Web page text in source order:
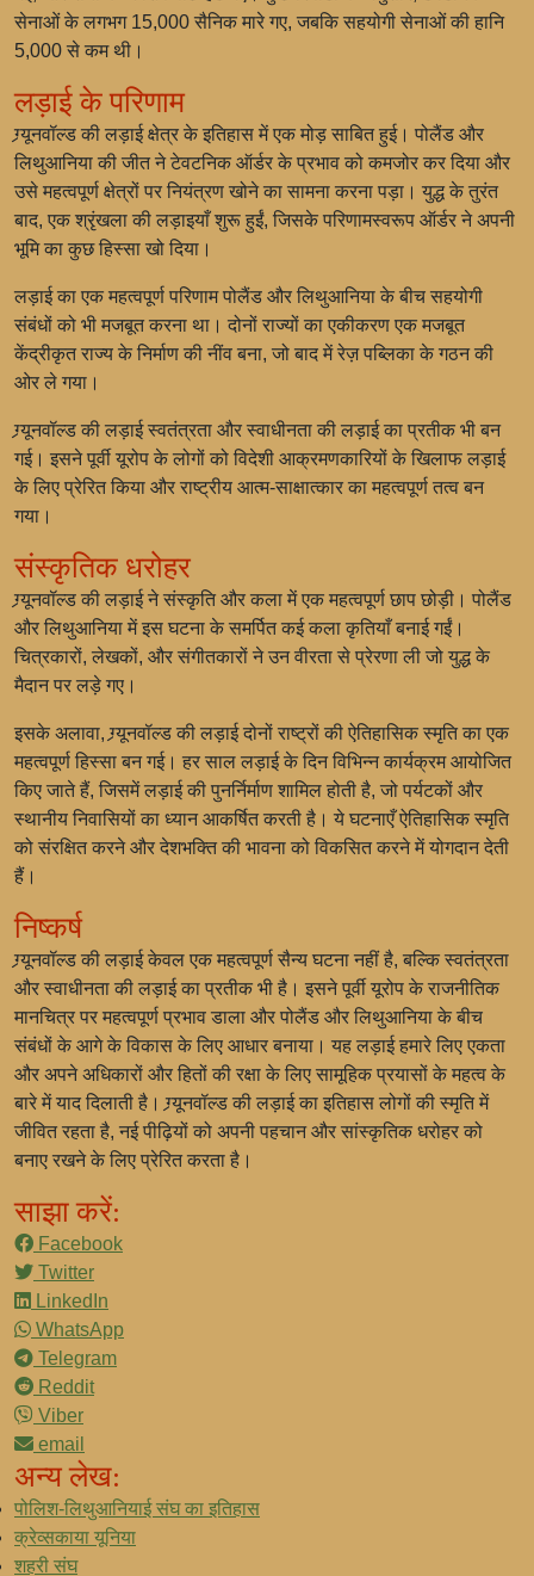
सेनाओं के लगभग 15,000 सैनिक मारे गए, जबकि सहयोगी सेनाओं की हानि
5,000 से कम थी।
लड़ाई के परिणाम
ग्र्यूनवॉल्ड की लड़ाई क्षेत्र के इतिहास में एक मोड़ साबित हुई। पोलैंड और
लिथुआनिया की जीत ने टेवटनिक ऑर्डर के प्रभाव को कमजोर कर दिया और
उसे महत्वपूर्ण क्षेत्रों पर नियंत्रण खोने का सामना करना पड़ा। युद्ध के तुरंत
बाद, एक श्रृंखला की लड़ाइयाँ शुरू हुईं, जिसके परिणामस्वरूप ऑर्डर ने अपनी
भूमि का कुछ हिस्सा खो दिया।
लड़ाई का एक महत्वपूर्ण परिणाम पोलैंड और लिथुआनिया के बीच सहयोगी
संबंधों को भी मजबूत करना था। दोनों राज्यों का एकीकरण एक मजबूत
केंद्रीकृत राज्य के निर्माण की नींव बना, जो बाद में रेज़ पब्लिका के गठन की
ओर ले गया।
ग्र्यूनवॉल्ड की लड़ाई स्वतंत्रता और स्वाधीनता की लड़ाई का प्रतीक भी बन
गई। इसने पूर्वी यूरोप के लोगों को विदेशी आक्रमणकारियों के खिलाफ लड़ाई
के लिए प्रेरित किया और राष्ट्रीय आत्म-साक्षात्कार का महत्वपूर्ण तत्व बन
गया।
संस्कृतिक धरोहर
ग्र्यूनवॉल्ड की लड़ाई ने संस्कृति और कला में एक महत्वपूर्ण छाप छोड़ी। पोलैंड
और लिथुआनिया में इस घटना के समर्पित कई कला कृतियाँ बनाई गईं।
चित्रकारों, लेखकों, और संगीतकारों ने उन वीरता से प्रेरणा ली जो युद्ध के
मैदान पर लड़े गए।
इसके अलावा, ग्र्यूनवॉल्ड की लड़ाई दोनों राष्ट्रों की ऐतिहासिक स्मृति का एक
महत्वपूर्ण हिस्सा बन गई। हर साल लड़ाई के दिन विभिन्न कार्यक्रम आयोजित
किए जाते हैं, जिसमें लड़ाई की पुनर्निर्माण शामिल होती है, जो पर्यटकों और
स्थानीय निवासियों का ध्यान आकर्षित करती है। ये घटनाएँ ऐतिहासिक स्मृति
को संरक्षित करने और देशभक्ति की भावना को विकसित करने में योगदान देती
हैं।
निष्कर्ष
ग्र्यूनवॉल्ड की लड़ाई केवल एक महत्वपूर्ण सैन्य घटना नहीं है, बल्कि स्वतंत्रता
और स्वाधीनता की लड़ाई का प्रतीक भी है। इसने पूर्वी यूरोप के राजनीतिक
मानचित्र पर महत्वपूर्ण प्रभाव डाला और पोलैंड और लिथुआनिया के बीच
संबंधों के आगे के विकास के लिए आधार बनाया। यह लड़ाई हमारे लिए एकता
और अपने अधिकारों और हितों की रक्षा के लिए सामूहिक प्रयासों के महत्व के
बारे में याद दिलाती है। ग्र्यूनवॉल्ड की लड़ाई का इतिहास लोगों की स्मृति में
जीवित रहता है, नई पीढ़ियों को अपनी पहचान और सांस्कृतिक धरोहर को
बनाए रखने के लिए प्रेरित करता है।
साझा करें:
Facebook
Twitter
LinkedIn
WhatsApp
Telegram
Reddit
Viber
email
अन्य लेख:
पोलिश-लिथुआनियाई संघ का इतिहास
क्रेव्सकाया यूनिया
शहरी संघ